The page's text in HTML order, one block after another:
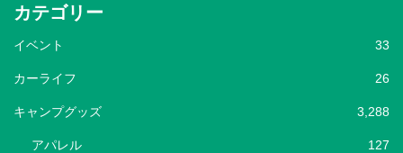
カテゴリー
イベント 33
カーライフ 26
キャンプグッズ 3,288
アパレル 127